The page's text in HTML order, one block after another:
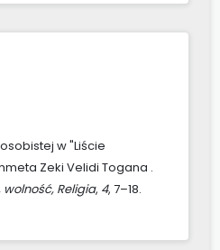
w "Liście
Zeki Velidi Togana .
wolność, Religia, 4, 7–18.